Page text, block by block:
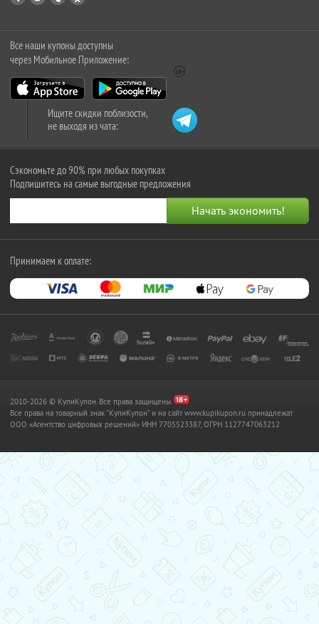
Все наши купоны доступны
через Мобильное Приложение:
Ищите скидки поблизости,
не выходя из чата:
Сэкономьте до 90% при любых покупках
Подпишитесь на самые выгодные предложения
Принимаем к оплате:
2010-2026 © КупиКупон. Все права защищены.
Все права на товарный знак "КупиКупон" и на сайт www.kupikupon.ru принадлежат
OOO «Агентство цифровых решений» ИНН 7705523387, ОГРН 1127747063212